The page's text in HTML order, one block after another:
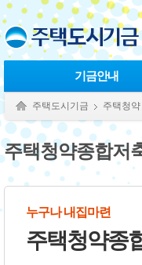
기금안내
주택도시기금 주택청약
주택청약종합저
주택청약종
누구나 내집마련